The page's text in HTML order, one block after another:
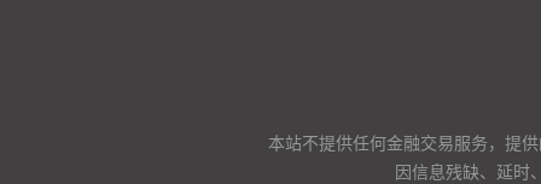
本站不提供任何金融交易服务，提
因信息残缺、延时